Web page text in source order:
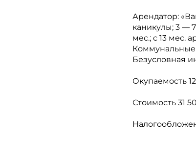
Арендатор:
каникулы; 3 —
мес.; с 13 мес.
Коммунальные
Безусловная
Окупаемость
Стоимость 31